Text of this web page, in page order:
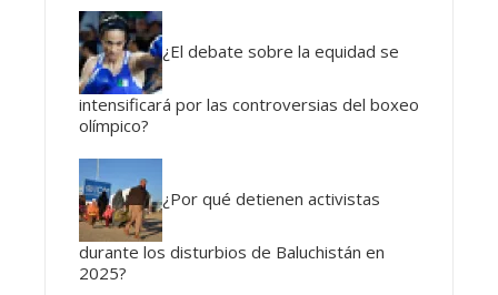
¿El debate sobre la equidad se
intensificará por las controversias del boxeo
olímpico?
¿Por qué detienen activistas
durante los disturbios de Baluchistán en
2025?